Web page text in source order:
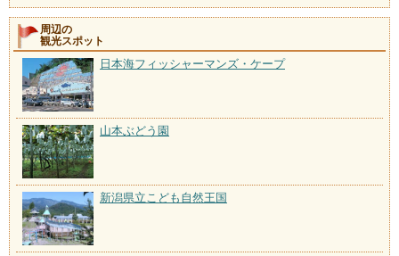
周辺の
観光スポット
日本海フィッシャーマンズ・ケープ
山本ぶどう園
新潟県立こども自然王国